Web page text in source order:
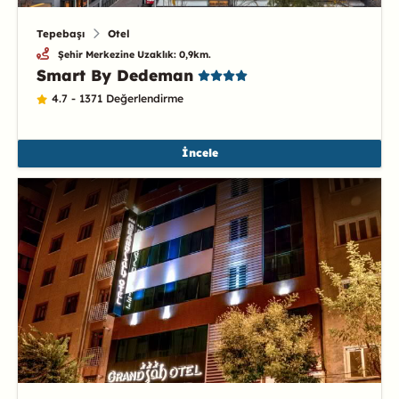
Tepebaşı Otel
Şehir Merkezine Uzaklık: 0,9km.
Smart By Dedeman
4.7 - 1371 Değerlendirme
İncele